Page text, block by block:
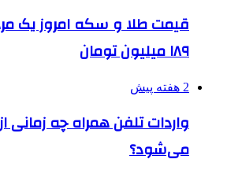
قیمت طلا و سکه امروز یک
۱۸۹ میلیون تومان
2 هفته پیش
واردات تلفن همراه چه زمانی
می‌شود؟